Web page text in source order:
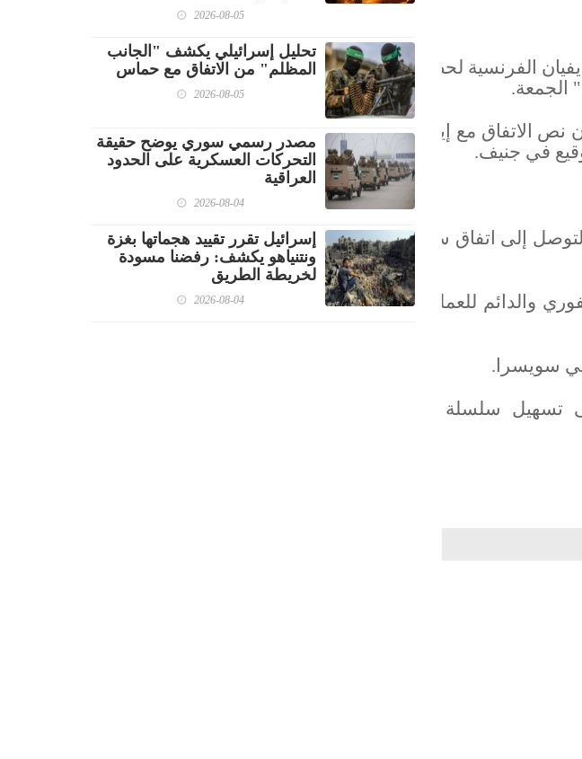
الفرنسية لحضور
الجمعة.
نص الاتفاق مع إيران
في جنيف.
إلى اتفاق سلام
والدائم للعمليات
تسهيل سلسلة من
2026-08-05
تحليل إسرائيلي يكشف "الجانب
المظلم" من الاتفاق مع حماس
2026-08-05
مصدر رسمي سوري يوضح حقيقة
التحركات العسكرية على الحدود
العراقية
2026-08-04
إسرائيل تقرر تقييد هجماتها بغزة
ونتنياهو يكشف: رفضنا مسودة
لخريطة الطريق
2026-08-04